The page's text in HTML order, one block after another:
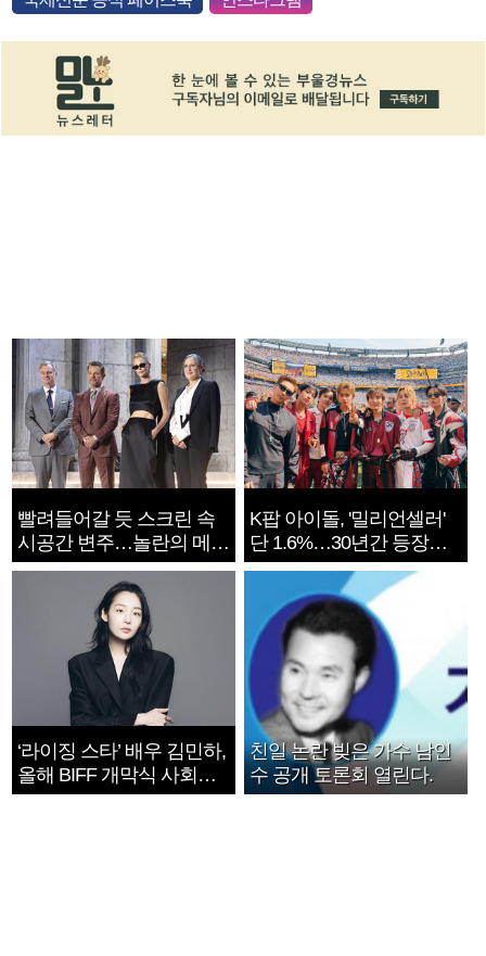
빨려들어갈 듯 스크린 속
시공간 변주…놀란의 메시
지는 ‘전쟁 속죄’
K팝 아이돌, '밀리언셀러'
단 1.6%…30년간 등장
1182개팀 전수조사
‘라이징 스타’ 배우 김민하,
올해 BIFF 개막식 사회자
확정
친일 논란 빚은 가수 남인
수 공개 토론회 열린다.